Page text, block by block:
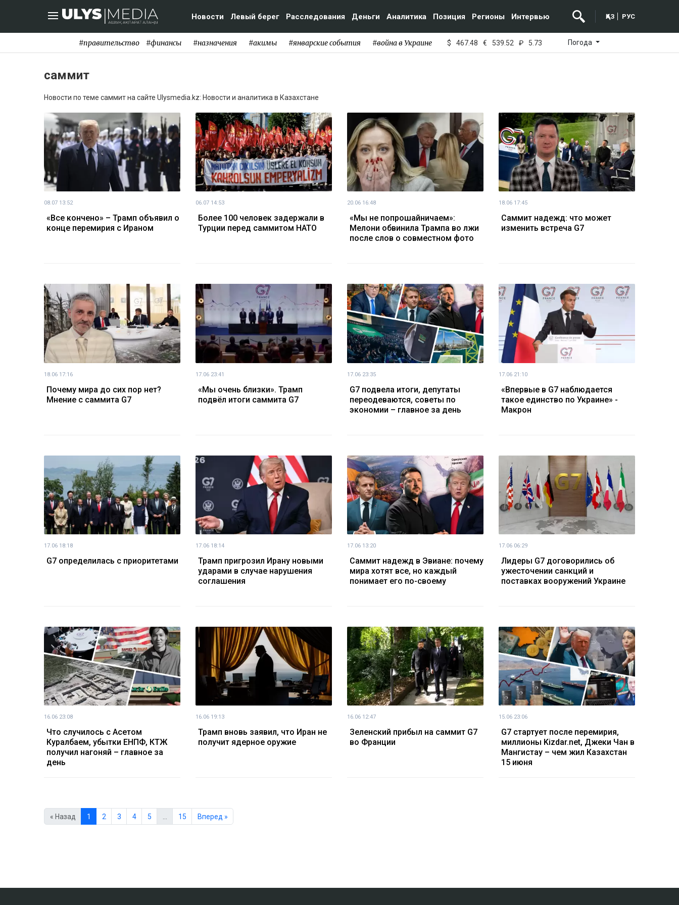
Новости Левый берег Расследования Деньги Аналитика Позиция Регионы Интервью ҚАЗ РУС
#правительство #финансы #назначения #акимы #январские события #война в Украине $ 467.48 € 539.52 ₽ 5.73 Погода
саммит
Новости по теме саммит на сайте Ulysmedia.kz: Новости и аналитика в Казахстане
08.07 13:52
«Все кончено» – Трамп объявил о
конце перемирия с Ираном
06.07 14:53
Более 100 человек задержали в
Турции перед саммитом НАТО
20.06 16:48
«Мы не попрошайничаем»:
Мелони обвинила Трампа во лжи
после слов о совместном фото
18.06 17:45
Саммит надежд: что может
изменить встреча G7
18.06 17:16
Почему мира до сих пор нет?
Мнение с саммита G7
17.06 23:41
«Мы очень близки». Трамп
подвёл итоги саммита G7
17.06 23:35
G7 подвела итоги, депутаты
переодеваются, советы по
экономии – главное за день
17.06 21:10
«Впервые в G7 наблюдается
такое единство по Украине» -
Макрон
17.06 18:18
G7 определилась с приоритетами
17.06 18:14
Трамп пригрозил Ирану новыми
ударами в случае нарушения
соглашения
17.06 13:20
Саммит надежд в Эвиане: почему
мира хотят все, но каждый
понимает его по-своему
17.06 06:29
Лидеры G7 договорились об
ужесточении санкций и
поставках вооружений Украине
16.06 23:08
Что случилось с Асетом
Куралбаем, убытки ЕНПФ, КТЖ
получил нагоняй – главное за
день
16.06 19:13
Трамп вновь заявил, что Иран не
получит ядерное оружие
16.06 12:47
Зеленский прибыл на саммит G7
во Франции
15.06 23:06
G7 стартует после перемирия,
миллионы Kizdar.net, Джеки Чан в
Мангистау – чем жил Казахстан
15 июня
« Назад 1 2 3 4 5 15 Вперед »